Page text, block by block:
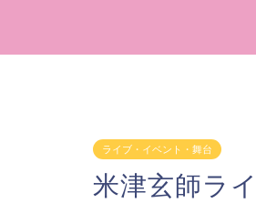
ライブ・イベント・舞台
米津玄師ラ